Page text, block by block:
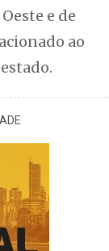
e de
ao